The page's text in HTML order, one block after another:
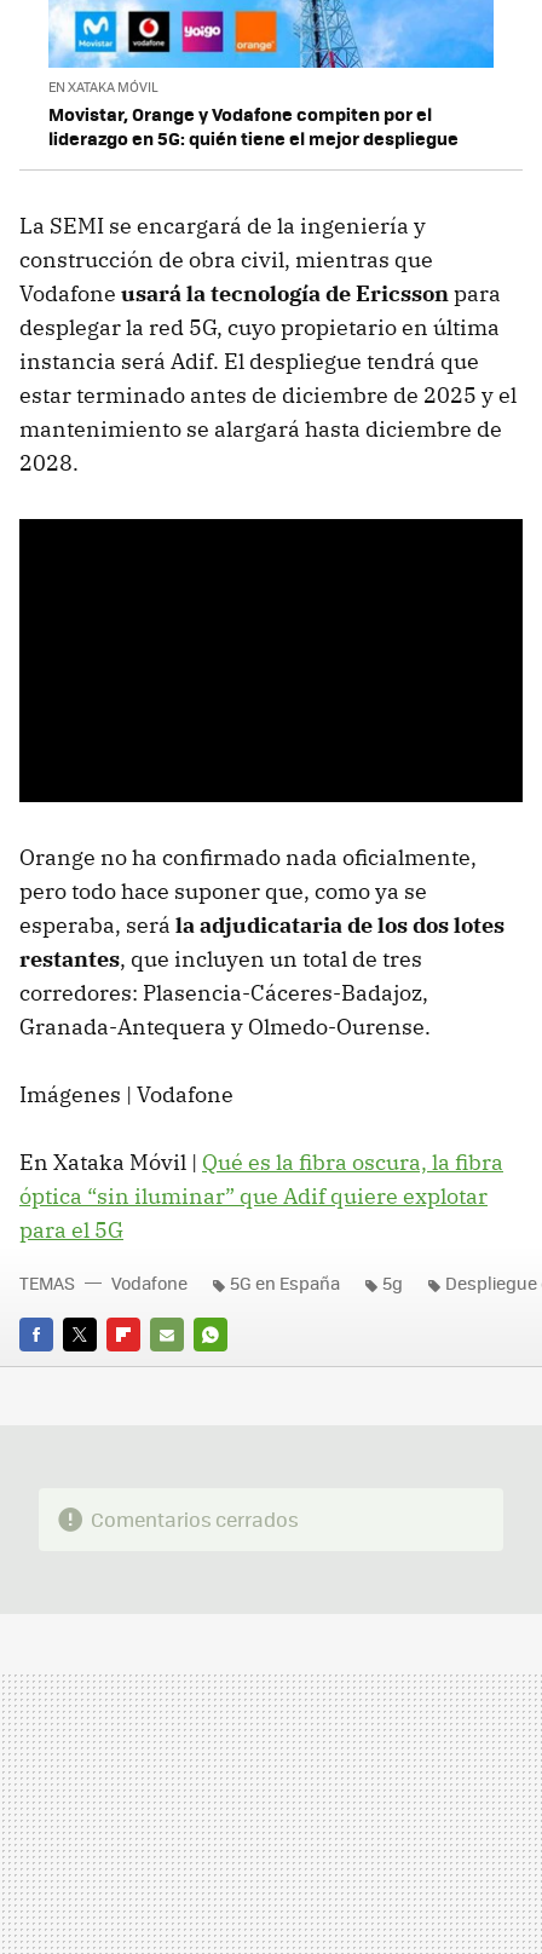
EN XATAKA MÓVIL
Movistar, Orange y Vodafone compiten por el
liderazgo en 5G: quién tiene el mejor despliegue
La SEMI se encargará de la ingeniería y
construcción de obra civil, mientras que
Vodafone usará la tecnología de Ericssonpara
desplegar la red 5G, cuyo propietario en última
instancia será Adif. El despliegue tendrá que
estar terminado antes de diciembre de 2025 y el
mantenimiento se alargará hasta diciembre de
2028.
Orange no ha confirmado nada oficialmente,
pero todo hace suponer que, como ya se
esperaba, será la adjudicataria de los dos lotes
restantes, que incluyen un total de tres
corredores: Plasencia-Cáceres-Badajoz,
Granada-Antequera y Olmedo-Ourense.
Imágenes | Vodafone
En Xataka Móvil | Qué es la fibra oscura, la fibra
óptica “sin iluminar” que Adif quiere explotar
para el 5G
FACEBOOK
TWITTERFLIPBOARD
E-
WHATSAPP
TEMAS Vodafone 5G en España 5g
Comentarios cerrados